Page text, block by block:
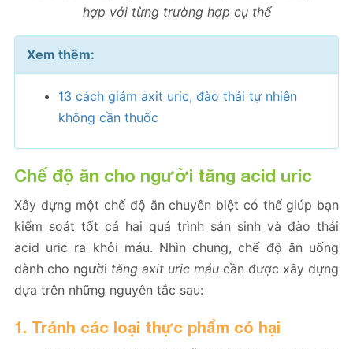
hợp với từng trường hợp cụ thể
Xem thêm:
13 cách giảm axit uric, đào thải tự nhiên
không cần thuốc
Chế độ ăn cho người tăng acid uric
Xây dựng một chế độ ăn chuyên biệt có thể giúp bạn
kiểm soát tốt cả hai quá trình sản sinh và đào thải
acid uric ra khỏi máu. Nhìn chung, chế độ ăn uống
dành cho người tăng axit uric máu cần được xây dựng
dựa trên những nguyên tắc sau:
1. Tránh các loại thực phẩm có hại